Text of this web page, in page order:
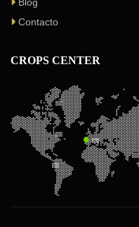
Blog
Contacto
CROPS CENTER